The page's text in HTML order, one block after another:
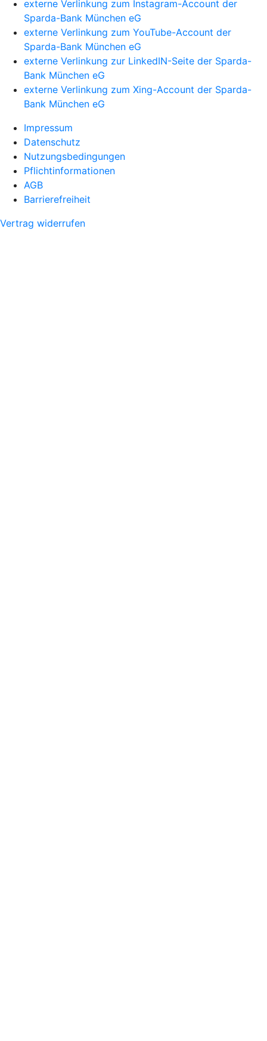
externe Verlinkung zum Instagram-Account der
Sparda-Bank München eG
externe Verlinkung zum YouTube-Account der
Sparda-Bank München eG
externe Verlinkung zur LinkedIN-Seite der Sparda-
Bank München eG
externe Verlinkung zum Xing-Account der Sparda-
Bank München eG
Impressum
Datenschutz
Nutzungsbedingungen
Pflichtinformationen
AGB
Barrierefreiheit
Vertrag widerrufen